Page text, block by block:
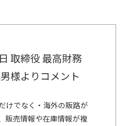
取締役 最高財務
様よりコメント
けでなく・海外の販路が
販売情報や在庫情報が複